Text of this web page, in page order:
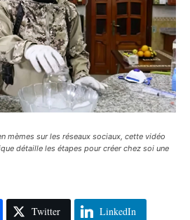
mèmes sur les réseaux sociaux, cette vidéo
détaille les étapes pour créer chez soi une
Twitter LinkedIn